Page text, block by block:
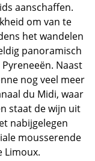
aanschaffen.
om van te
het wandelen
panoramisch
Naast
nog veel meer
du Midi, waar
staat de wijn uit
nabijgelegen
mousserende
Limoux.